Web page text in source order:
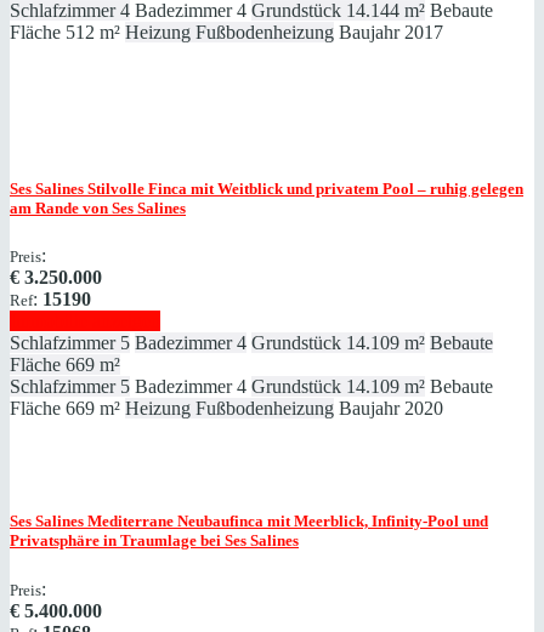
Schlafzimmer 4 Badezimmer 4 Grundstück 14.144 m² Bebaute
Fläche 512 m² Heizung Fußbodenheizung Baujahr 2017
Ses Salines Stilvolle Finca mit Weitblick und privatem Pool – ruhig gelegen
am Rande von Ses Salines
Preis:
€ 3.250.000
Ref: 15190
Schlafzimmer 5 Badezimmer 4 Grundstück 14.109 m² Bebaute
Fläche 669 m²
Schlafzimmer 5 Badezimmer 4 Grundstück 14.109 m² Bebaute
Fläche 669 m² Heizung Fußbodenheizung Baujahr 2020
Ses Salines Mediterrane Neubaufinca mit Meerblick, Infinity‑Pool und
Privatsphäre in Traumlage bei Ses Salines
Preis:
€ 5.400.000